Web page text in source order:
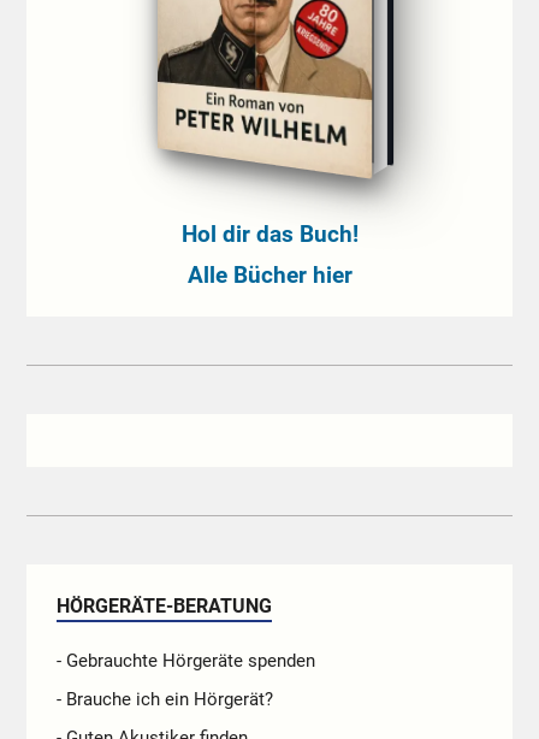
Hol dir das Buch!
Alle Bücher hier
HÖRGERÄTE-BERATUNG
- Gebrauchte Hörgeräte spenden
- Brauche ich ein Hörgerät?